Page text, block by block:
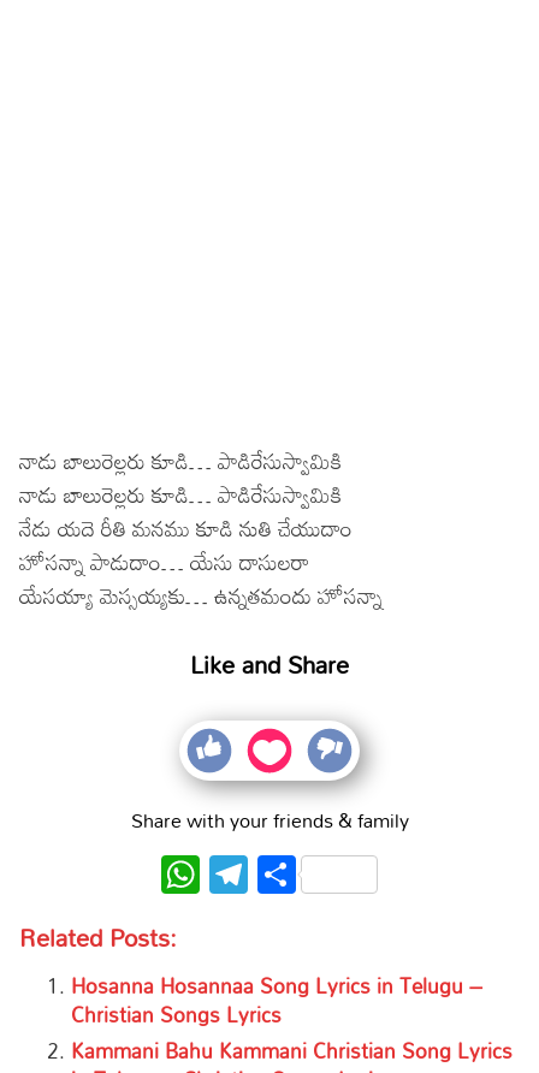
నాడు బాలురెల్లరు కూడి… పాడిరేసుస్వామికి
నాడు బాలురెల్లరు కూడి… పాడిరేసుస్వామికి
నేడు యదె రీతి మనము కూడి నుతి చేయుదాం
హోసన్నా పాడుదాం… యేసు దాసులరా
యేసయ్యా మెస్సయ్యకు… ఉన్నతమందు హోసన్నా
Like and Share
Share with your friends & family
WhatsApp
Telegram
Share
Related Posts:
Hosanna Hosannaa Song Lyrics in Telugu –
Christian Songs Lyrics
Kammani Bahu Kammani Christian Song Lyrics